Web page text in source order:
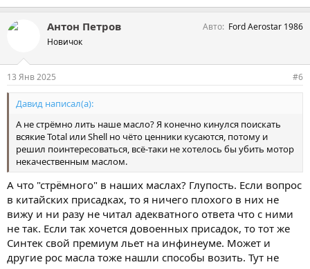
Антон Петров
Новичок
Авто Ford Aerostar 1986
13 Янв 2025 #6
Давид написал(а):
А не стрёмно лить наше масло? Я конечно кинулся поискать
всякие Total или Shell но чёто ценники кусаются, потому и
решил поинтересоваться, всё-таки не хотелось бы убить мотор
некачественным маслом.
А что "стрёмного" в наших маслах? Глупость. Если вопрос
в китайских присадках, то я ничего плохого в них не
вижу и ни разу не читал адекватного ответа что с ними
не так. Если так хочется довоенных присадок, то тот же
Синтек свой премиум льет на инфинеуме. Может и
другие рос масла тоже нашли способы возить. Тут не